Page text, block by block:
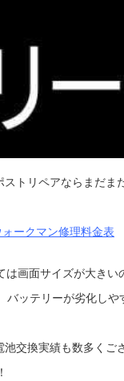
トリペアならまだま
ォークマン修理料金表
画面サイズが大きい
ッテリーが劣化しや
交換実績も数多くご